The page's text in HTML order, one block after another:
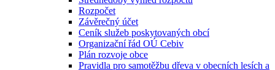
Rozpočet
Závěrečný účet
Ceník služeb poskytovaných obcí
Organizační řád OÚ Cebiv
Plán rozvoje obce
Pravidla pro samotěžbu dřeva v obecních lesích a